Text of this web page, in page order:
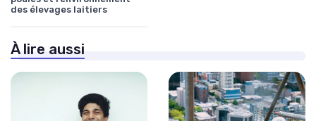
des élevages laitiers
À lire aussi